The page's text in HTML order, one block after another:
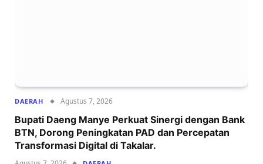
DAERAH Agustus 7, 2026
Bupati Daeng Manye Perkuat Sinergi dengan Bank
BTN, Dorong Peningkatan PAD dan Percepatan
Transformasi Digital di Takalar.